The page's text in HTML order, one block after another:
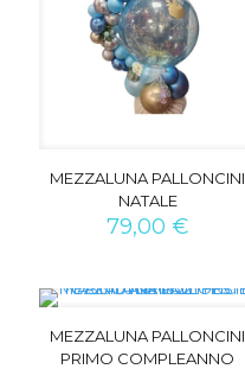
MEZZALUNA PALLONCINI
NATALE
79,00 €
MEZZALUNA PALLONCINI
PRIMO COMPLEANNO